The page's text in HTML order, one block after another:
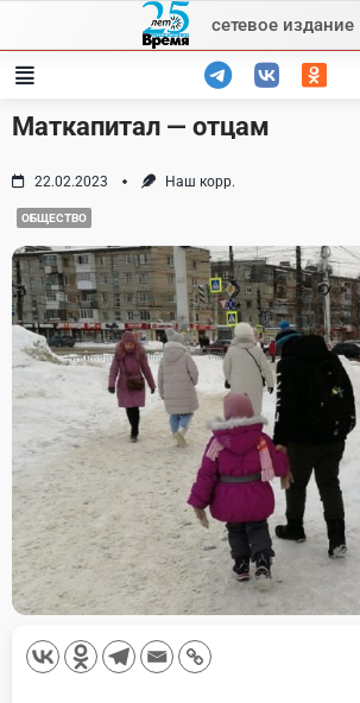
content
сетевое издание
Маткапитал — отцам
22.02.2023 Наш корр.
ОБЩЕСТВО